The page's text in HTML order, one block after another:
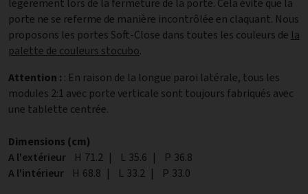
légèrement lors de la fermeture de la porte. Cela évite que la
porte ne se referme de manière incontrôlée en claquant. Nous
proposons les portes Soft-Close dans toutes les couleurs de la
palette de couleurs stocubo.
Attention : : En raison de la longue paroi latérale, tous les
modules 2:1 avec porte verticale sont toujours fabriqués avec
une tablette centrée.
Dimensions (cm)
A l'extérieur
Hauteur
H 71.2 | Largeur
L 35.6 | Profondeur
P 36.8
A l'intérieur
Hauteur
H 68.8 | Largeur
L 33.2 | Profondeur
P 33.0